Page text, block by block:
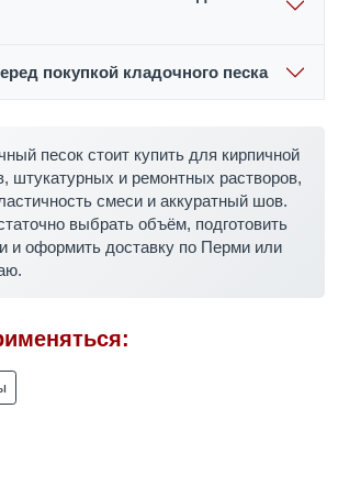
покупкой кладочного песка
песок стоит купить для кирпичной
штукатурных и ремонтных растворов,
смеси и аккуратный шов.
выбрать объём, подготовить
и оформить доставку по Перми или